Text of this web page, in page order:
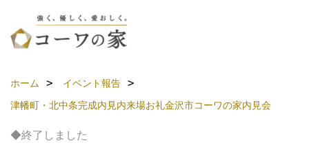
ホーム
イベント報告
津幡町・北中条完成内見内来場お礼金沢市コーワの家内見会
◆終了しました